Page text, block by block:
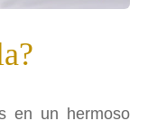
en un hermoso